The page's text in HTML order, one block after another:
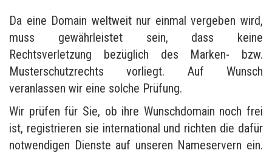
Da eine Domain weltweit nur einmal vergeben wird,
muss gewährleistet sein, dass keine
Rechtsverletzung bezüglich des Marken- bzw.
Musterschutzrechts vorliegt. Auf Wunsch
veranlassen wir eine solche Prüfung.
Wir prüfen für Sie, ob ihre Wunschdomain noch frei
ist, registrieren sie international und richten die dafür
notwendigen Dienste auf unseren Nameservern ein.